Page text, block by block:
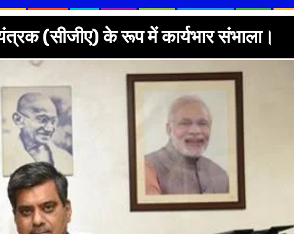
(सीजीए) के रूप में कार्यभार संभाला।